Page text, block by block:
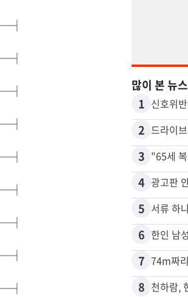
많이 본 뉴스
1
2
3
4
5
6
7
8